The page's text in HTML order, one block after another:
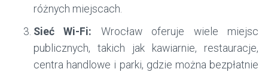
różnych miejscach.
Sieć Wi-Fi: Wrocław oferuje wiele miejsc
publicznych, takich jak kawiarnie, restauracje,
centra handlowe i parki, gdzie można bezpłatnie